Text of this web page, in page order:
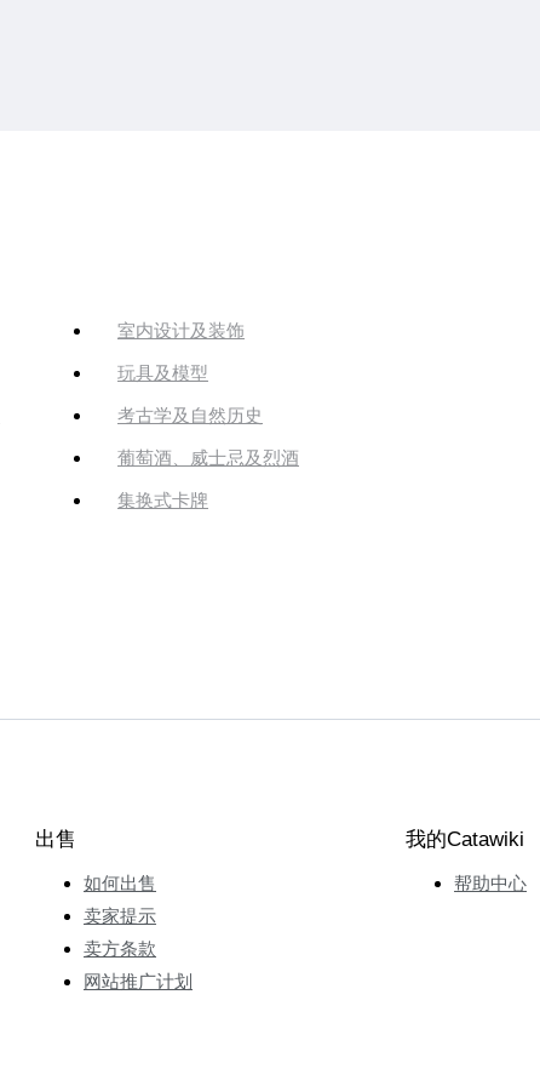
室内设计及装饰
玩具及模型
考古学及自然历史
葡萄酒、威士忌及烈酒
集换式卡牌
出售
如何出售
卖家提示
卖方条款
网站推广计划
我的Catawiki
帮助中心